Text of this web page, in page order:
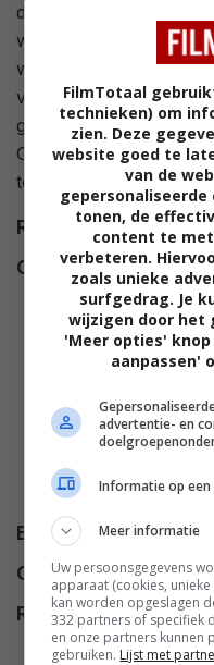
die zijn vrouw in een
wordt ze verliefd op
witte rapper. Cindy
videoband in circulatie
gaat na zeven dagen
George en de president
te redden voordat
Regie
Cast
Stack
Faris
Budget
$
Opbrengst
$
Release
FilmTotaal
technieken) om
zien. Deze
website goed te
van de
tonen, de
content te
verbeteren.
zoals unieke
surfgedrag. Je
wijzigen door het
'Meer opties'
aanpassen'
advertentie- en
Informatie op
Meer informatie
Uw persoonsgegevens
apparaat (cookies,
kan worden opgeslagen
332 partners of specifiek
en onze partners kunnen
gebruiken. Lijst met